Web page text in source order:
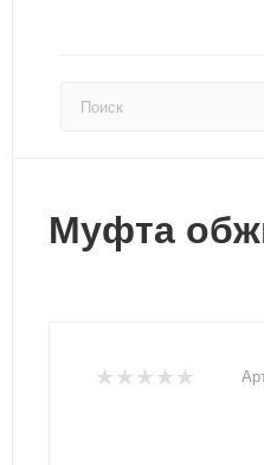
Муфта